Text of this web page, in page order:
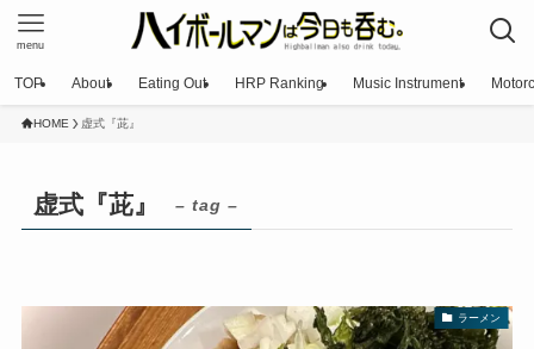
menu
TOP About Eating Out HRP Ranking Music Instrument
HOME 虚式『茈』
虚式『茈』 – tag –
ラーメン